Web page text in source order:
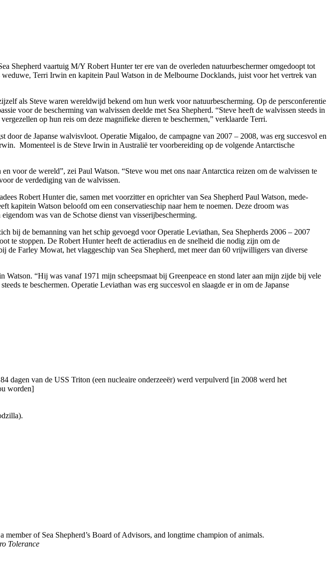
Shepherd vaartuig M/Y Robert Hunter ter ere van de overleden natuurbeschermer omgedoopt tot
Terri Irwin en kapitein Paul Watson in de Melbourne Docklands, juist voor het vertrek van
als Steve waren wereldwijd bekend om hun werk voor natuurbescherming. Op de persconferentie
voor de bescherming van walvissen deelde met Sea Shepherd. “Steve heeft de walvissen steeds in
op hun reis om deze magnifieke dieren te beschermen,” verklaarde Terri.
de Japanse walvisvloot. Operatie Migaloo, de campagne van 2007 – 2008, was erg succesvol en
Momenteel is de Steve Irwin in Australië ter voorbereiding op de volgende Antarctische
voor de wereld”, zei Paul Watson. “Steve wou met ons naar Antarctica reizen om de walvissen te
de verdediging van de walvissen.
Robert Hunter die, samen met voorzitter en oprichter van Sea Shepherd Paul Watson, mede-
Watson beloofd om een conservatieschip naar hem te noemen. Deze droom was
was van de Schotse dienst van visserijbescherming.
bij de bemanning van het schip gevoegd voor Operatie Leviathan, Sea Shepherds 2006 – 2007
te stoppen. De Robert Hunter heeft de actieradius en de snelheid die nodig zijn om de
Farley Mowat, het vlaggeschip van Sea Shepherd, met meer dan 60 vrijwilligers van diverse
“Hij was vanaf 1971 mijn scheepsmaat bij Greenpeace en stond later aan mijn zijde bij vele
te beschermen. Operatie Leviathan was erg succesvol en slaagde er in om de Japanse
dagen van de USS Triton (een nucleaire onderzeeër) werd verpulverd [in 2008 werd het
worden]
of Sea Shepherd’s Board of Advisors, and longtime champion of animals.
Tolerance